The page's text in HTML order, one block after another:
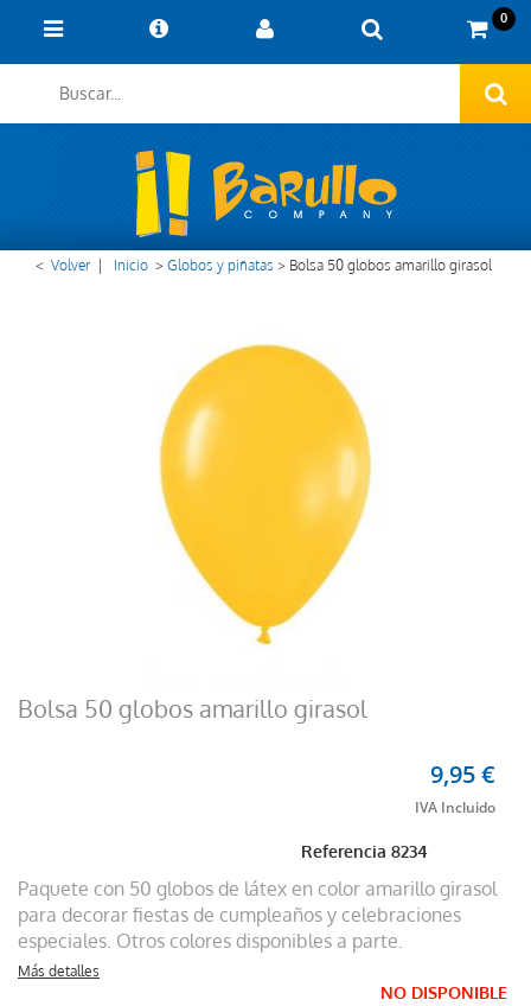
0
< Volver Inicio >Globos y piñatas > Bolsa 50 globos amarillo girasol
Bolsa 50 globos amarillo girasol
Referencia8234
9,95 €
Paquete con 50 globos de látex en color amarillo girasol
para decorar fiestas de cumpleaños y celebraciones
especiales. Otros colores disponibles a parte.
Más detalles
NO DISPONIBLE